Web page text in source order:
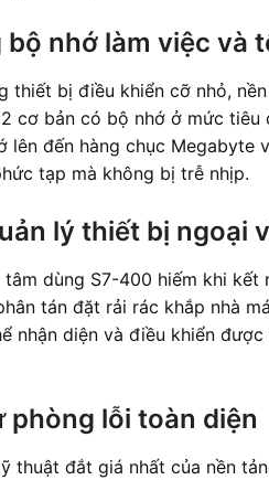
bộ nhớ làm việc và
thiết bị điều khiển cỡ nhỏ,
cơ bản có bộ nhớ ở mức
lên đến hàng chục
tạp mà không bị trễ nhịp.
lý thiết bị ngoại
dùng S7-400 hiếm khi
tán đặt rải rác khắp nhà
nhận diện và điều khiển
phòng lỗi toàn diện
thuật đắt giá nhất của nền